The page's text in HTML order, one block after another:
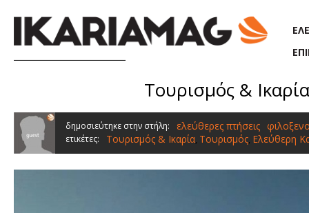
Τουρισμός &
δημοσιεύτηκε στην στήλη: ελεύθερες πτήσεις
ετικέτες: Τουρισμός & Ικαρία, Τουρισμός, Ελεύθερη